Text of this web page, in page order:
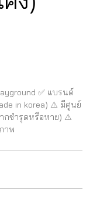
✅ แบรนด์
in korea) ⚠️ มีศูนย์
กชำรุดหรือหาย) ⚠️
าพ